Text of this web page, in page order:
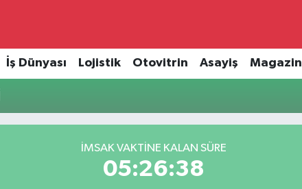
İş Dünyası Lojistik Otovitrin Asayiş Magazin
İMSAK VAKTINE KALAN SÜRE
05:26:38